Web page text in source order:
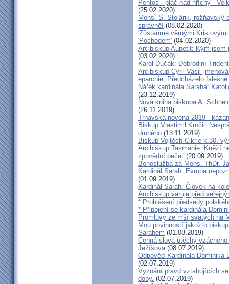
Pentos - pláč nad hříchy -
(25.02.2020)
Mons. S. Stolárik, rožňavský
správně! (08.02.2020)
'Zůstaňme věrnými
'Pochodem' (04.02.2020)
Arcibiskup Aupetit: Kým jsem
(03.02.2020)
Karol Dučák: Dobrodiní
Arcibiskup Cyril Vasiľ
eparchie. Předcházelo
Nářek kardinála Saraha:
(23.12.2019)
Nová kniha biskupa A.
(26.11.2019)
Trnavská novéna 2019 -
Biskup Vlastimil Kročil:
druhého (13.11.2019)
Biskup Vojtěch Cikrle k 30.
Arcibiskup Tasmánie: Kněží
zpovědní pečeť (20.09.2019)
Bohoslužba za Mons. ThDr.
Kardinál Sarah: Evropa
(01.09.2019)
Kardinál Sarah: Človek na
Arcibiskup varuje před
* Prohlášení předsedy
* Připojení se kardinála
Promluvy ze mší svatých na
Mou povinností jakožto
Sarahem (01.08.2019)
Cenná slova útěchy
Ježíšova(08.07.2019)
Odpověď Kardinála Dominika
(02.07.2019)
Vyznání pravd vztahujících
doby. (02.07.2019)